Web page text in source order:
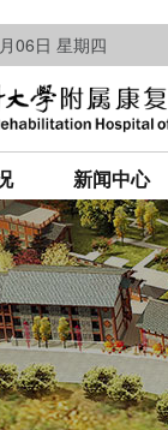
06日 星期四
新闻中心